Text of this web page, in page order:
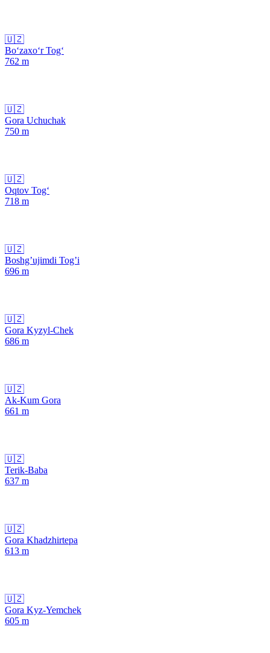
🇺🇿
Bo‘zaxo‘r Tog‘
762 m
🇺🇿
Gora Uchuchak
750 m
🇺🇿
Oqtov Tog‘
718 m
🇺🇿
Boshg’ujimdi Tog’i
696 m
🇺🇿
Gora Kyzyl-Chek
686 m
🇺🇿
Ak-Kum Gora
661 m
🇺🇿
Terik-Baba
637 m
🇺🇿
Gora Khadzhirtepa
613 m
🇺🇿
Gora Kyz-Yemchek
605 m